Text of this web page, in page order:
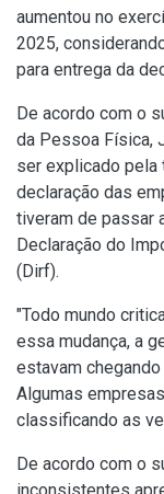
aumentou no
2025,
para entrega da
De acordo com o
da Pessoa Física,
ser explicado pela
declaração das
tiveram de passar
Declaração do
(Dirf).
"Todo mundo
essa mudança, a
estavam
Algumas
classificando as
De acordo com o